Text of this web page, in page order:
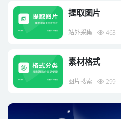
提取图片
站外采集 463
素材格式
图片搜索 299